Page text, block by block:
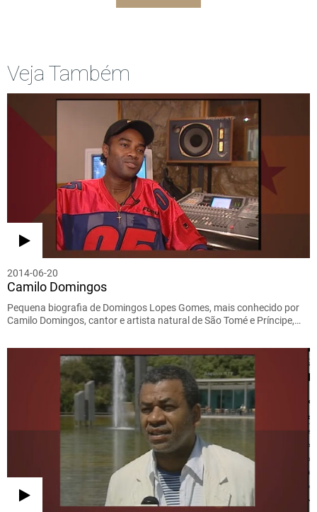
Veja Também
2014-06-20
Camilo Domingos
Pequena biografia de Domingos Lopes Gomes, mais conhecido por
Camilo Domingos, cantor e artista natural de São Tomé e Príncipe,…